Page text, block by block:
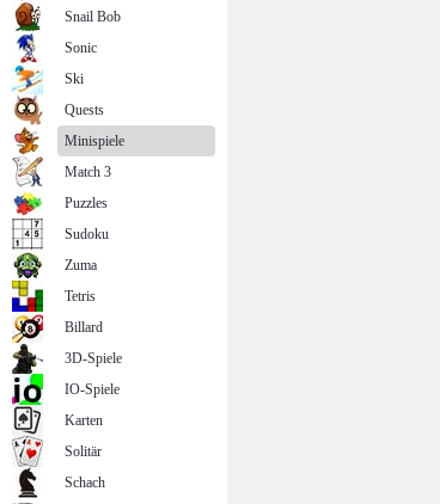
Snail Bob
Sonic
Ski
Quests
Minispiele
Match 3
Puzzles
Sudoku
Zuma
Tetris
Billard
3D-Spiele
IO-Spiele
Karten
Solitär
Schach